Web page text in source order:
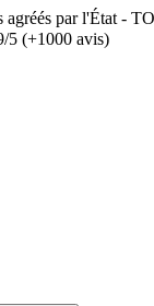
agréés par l'État -
5 (+1000 avis)